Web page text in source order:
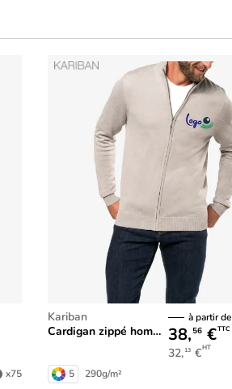
x75
Kariban
Cardigan zippé homme
à partir de
32, 13 €HT
38,56 €TTC
5 290g/m²